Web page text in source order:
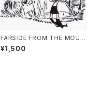
FARSIDE FROM THE MOUN
TAIN
¥1,500